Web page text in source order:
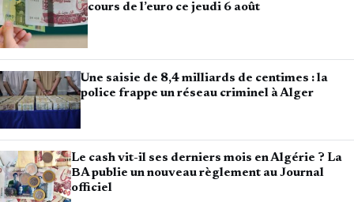
cours de l’euro ce jeudi 6 août
Une saisie de 8,4 milliards de centimes : la
police frappe un réseau criminel à Alger
Le cash vit-il ses derniers mois en Algérie ? La
BA publie un nouveau règlement au Journal
officiel